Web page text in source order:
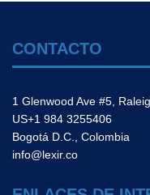
CONTACTO
1 Glenwood Ave #5,
US+1 984 3255406
Bogotá D.C., Colombia
info@lexir.co